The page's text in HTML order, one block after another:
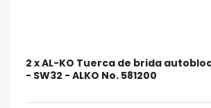
2 x AL-KO Tuerca de brida
- SW32 - ALKO No. 581200